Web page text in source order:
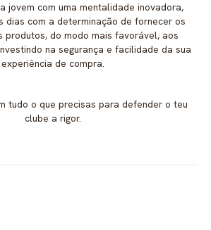
jovem com uma mentalidade inovadora,
dias com a determinação de fornecer os
produtos, do modo mais favorável, aos
na segurança e facilidade da sua
experiência de compra.
tudo o que precisas para defender o teu
clube a rigor.